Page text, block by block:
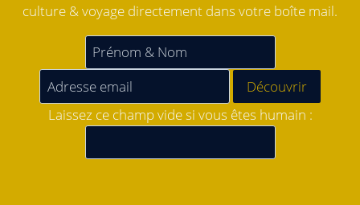
culture & voyage directement dans votre boîte mail.
Laissez ce champ vide si vous êtes humain :